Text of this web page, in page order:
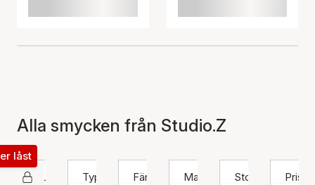
Alla smycken från Studio.Z
Studio Z
låst
Typ
Färg Material Storlek Pris